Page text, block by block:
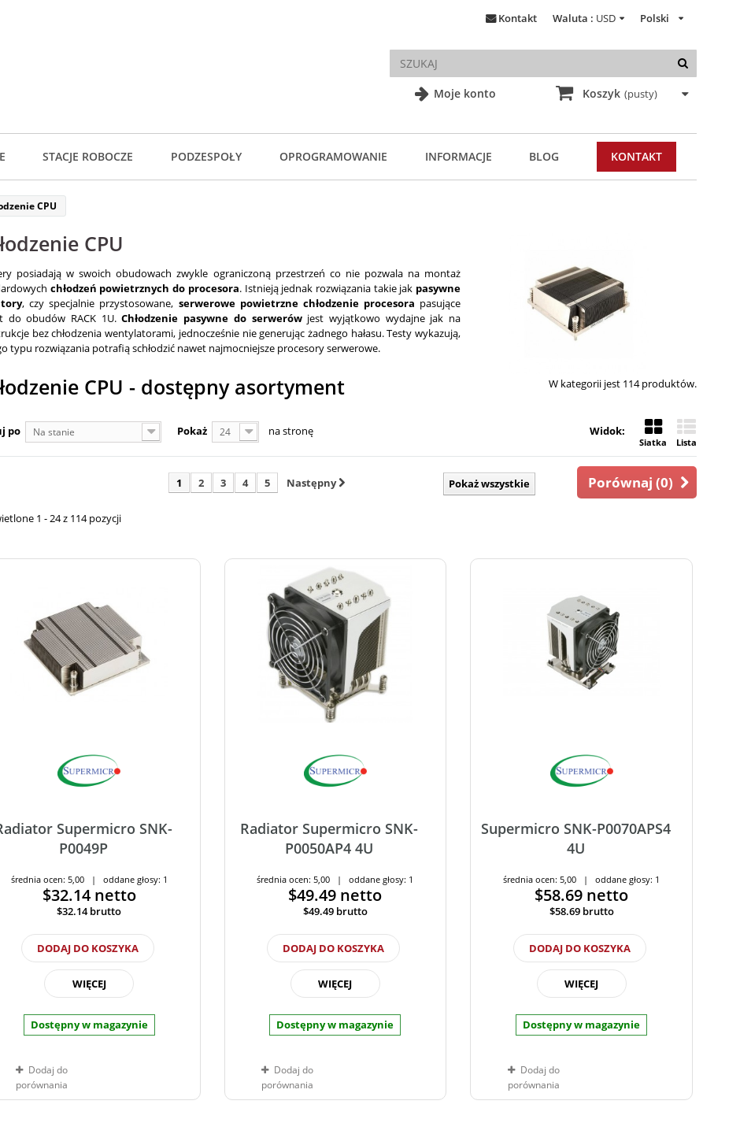
Moje konto
Polski
Waluta : USD
Kontakt
Koszyk (pusty)
STACJE ROBOCZE PODZESPOŁY OPROGRAMOWANIE INFORMACJE BLOG KONTAKT
CPU
CPU
posiadają w swoich obudowach zwykle ograniczoną przestrzeń co nie pozwala na montaż
chłodzeń powietrznych do procesora. Istnieją jednak rozwiązania takie jak pasywne
, czy specjalnie przystosowane, serwerowe powietrzne chłodzenie procesora pasujące
do obudów RACK 1U.Chłodzenie pasywne do serwerówjest wyjątkowo wydajne jak na
bez chłodzenia wentylatorami, jednocześnie nie generując żadnego hałasu. Testy wykazują,
typu rozwiązania potrafią schłodzić nawet najmocniejsze procesory serwerowe.
W kategorii jest 114 produktów.
CPU - dostępny asortyment
Widok:
Siatka Lista
po Na stanie Pokaż 24 na stronę
Porównaj (0)
Pokaż wszystkie
1 2 3 4 5 Następny
1 - 24 z 114 pozycji
Supermicro SNK-
P0049P
średnia ocen: 5,00 | oddane głosy: 1
$32.14 netto
$32.14brutto
DODAJ DO KOSZYKA
WIĘCEJ
Dostępny w magazynie
Dodaj do
porównania
Radiator Supermicro SNK-
P0050AP4 4U
średnia ocen: 5,00 | oddane głosy: 1
$49.49 netto
$49.49 brutto
DODAJ DO KOSZYKA
WIĘCEJ
Dostępny w magazynie
Dodaj do
porównania
Supermicro SNK-P0070APS4
4U
średnia ocen: 5,00 | oddane głosy: 1
$58.69 netto
$58.69 brutto
DODAJ DO KOSZYKA
WIĘCEJ
Dostępny w magazynie
Dodaj do
porównania